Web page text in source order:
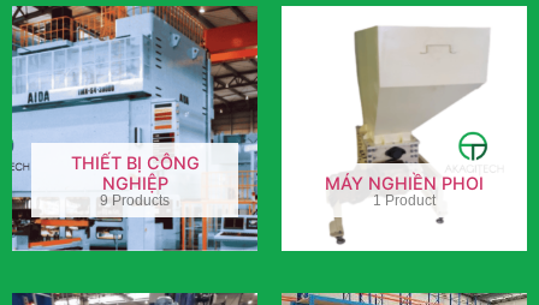
THIẾT BỊ CÔNG
NGHIỆP
9 Products
MÁY NGHIỀN PHOI
1 Product